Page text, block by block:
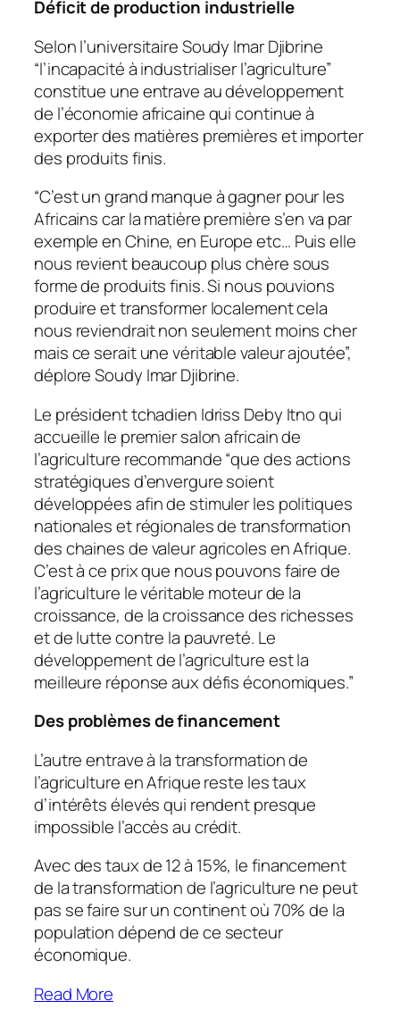
Déficit de production industrielle
Selon l’universitaire Soudy Imar Djibrine
“l’incapacité à industrialiser l’agriculture”
constitue une entrave au développement
de l’économie africaine qui continue à
exporter des matières premières et importer
des produits finis.
“C’est un grand manque à gagner pour les
Africains car la matière première s’en va par
exemple en Chine, en Europe etc… Puis elle
nous revient beaucoup plus chère sous
forme de produits finis. Si nous pouvions
produire et transformer localement cela
nous reviendrait non seulement moins cher
mais ce serait une véritable valeur ajoutée”,
déplore Soudy Imar Djibrine.
Le président tchadien Idriss Deby Itno qui
accueille le premier salon africain de
l’agriculture recommande “que des actions
stratégiques d’envergure soient
développées afin de stimuler les politiques
nationales et régionales de transformation
des chaines de valeur agricoles en Afrique.
C’est à ce prix que nous pouvons faire de
l’agriculture le véritable moteur de la
croissance, de la croissance des richesses
et de lutte contre la pauvreté. Le
développement de l’agriculture est la
meilleure réponse aux défis économiques.”
Des problèmes de financement
L’autre entrave à la transformation de
l’agriculture en Afrique reste les taux
d’intérêts élevés qui rendent presque
impossible l’accès au crédit.
Avec des taux de 12 à 15%, le financement
de la transformation de l’agriculture ne peut
pas se faire sur un continent où 70% de la
population dépend de ce secteur
économique.
Read More